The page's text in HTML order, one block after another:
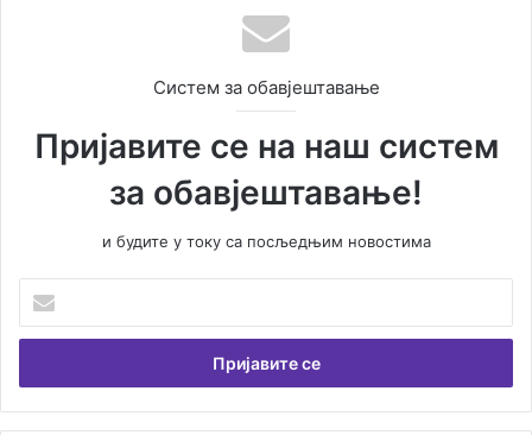
Систем за обавјештавање
Пријавите се на наш систем
за обавјештавање!
и будите у току са посљедњим новостима
Вашу
емаил